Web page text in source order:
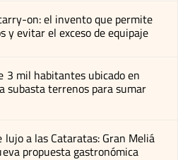
on: el invento que permite
y evitar el exceso de equipaje
3 mil habitantes ubicado en
subasta terrenos para sumar
lujo a las Cataratas: Gran Meliá
propuesta gastronómica